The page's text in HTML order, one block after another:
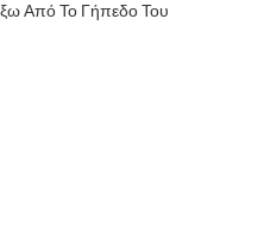
Από Το Γήπεδο Του